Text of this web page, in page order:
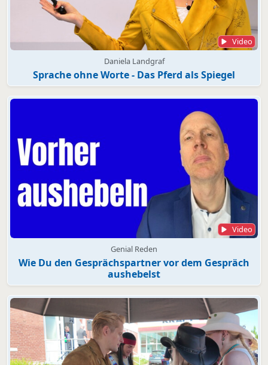
Video
Daniela Landgraf
Sprache ohne Worte - Das Pferd als Spiegel
Video
Genial Reden
Wie Du den Gesprächspartner vor dem Gespräch
aushebelst